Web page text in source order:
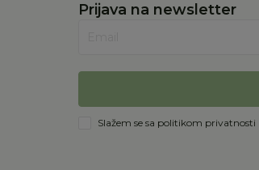
Prijava na newsletter
Slažem se sa politikom privatnosti